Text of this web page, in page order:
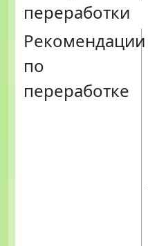
переработки
Рекомендации
по
переработке